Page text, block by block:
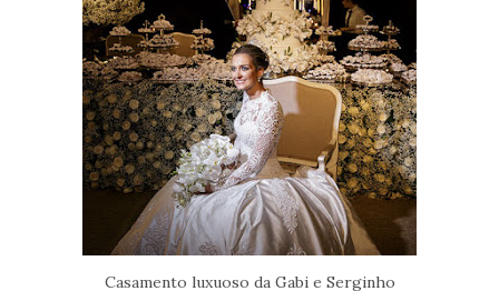
Casamento luxuoso da Gabi e Serginho